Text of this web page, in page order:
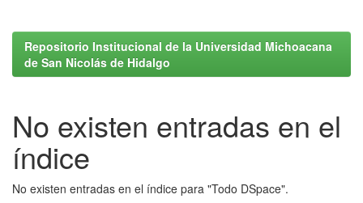
Repositorio Institucional de la Universidad Michoacana
de San Nicolás de Hidalgo
No existen entradas en el
índice
No existen entradas en el índice para "Todo DSpace".